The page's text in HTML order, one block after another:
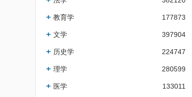
教育学 177873
文学 397904
历史学 224747
理学 280599
医学 133011